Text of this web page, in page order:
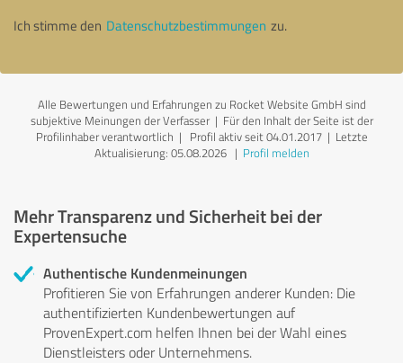
Ich stimme den Datenschutzbestimmungen zu.
Alle Bewertungen und Erfahrungen zu Rocket Website GmbH sind
subjektive Meinungen der Verfasser | Für den Inhalt der Seite ist der
Profilinhaber verantwortlich | Profil aktiv seit 04.01.2017 | Letzte
Aktualisierung: 05.08.2026| Profil melden
Mehr Transparenz und Sicherheit bei der
Expertensuche
Authentische Kundenmeinungen
Profitieren Sie von Erfahrungen anderer Kunden: Die
authentifizierten Kundenbewertungen auf
ProvenExpert.com helfen Ihnen bei der Wahl eines
Dienstleisters oder Unternehmens.